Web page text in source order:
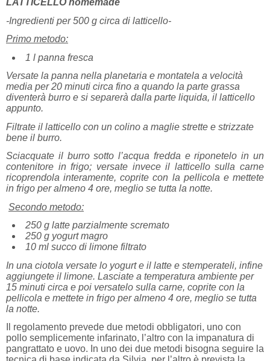
LATTICELLO homemade
-Ingredienti per 500 g circa di latticello-
Primo metodo:
1 l panna fresca
Versate la panna nella planetaria e montatela a velocità
media per 20 minuti circa fino a quando la parte grassa
diventerà burro e si separerà dalla parte liquida, il latticello
appunto.
Filtrate il latticello con un colino a maglie strette e strizzate
bene il burro.
Sciacquate il burro sotto l’acqua fredda e riponetelo in un
contenitore in frigo; versate invece il latticello sulla carne
ricoprendola interamente, coprite con la pellicola e mettete
in frigo per almeno 4 ore, meglio se tutta la notte.
Secondo metodo:
250 g latte parzialmente scremato
250 g yogurt magro
10 ml succo di limone filtrato
In una ciotola versate lo yogurt e il latte e stemperateli, infine
aggiungete il limone. Lasciate a temperatura ambiente per
15 minuti circa e poi versatelo sulla carne, coprite con la
pellicola e mettete in frigo per almeno 4 ore, meglio se tutta
la notte.
Il regolamento prevede due metodi obbligatori, uno con
pollo semplicemente infarinato, l’altro con la impanatura di
pangrattato e uovo. In uno dei due metodi bisogna seguire la